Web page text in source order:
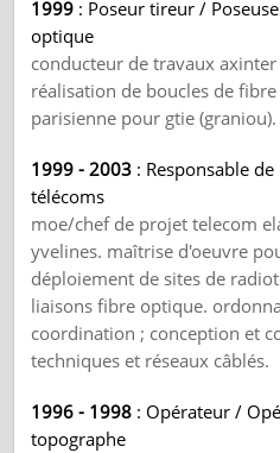
1999 : Poseur tireur /
optique
conducteur de travaux
réalisation de boucles de
parisienne pour gtie
1999 - 2003 : Responsable
télécoms
moe/chef de projet telecom
yvelines. maîtrise d'oeuvre
déploiement de sites de
liaisons fibre optique.
coordination ; conception et
techniques et réseaux câblés.
1996 - 1998 : Opérateur /
topographe